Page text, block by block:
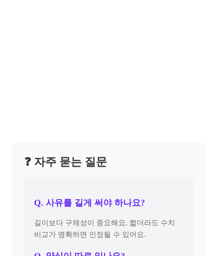
❓ 자주 묻는 질문
Q. 사유를 길게 써야 하나요?
길이보다 구체성이 중요해요. 짧더라도 수치
비교가 명확하면 인정될 수 있어요.